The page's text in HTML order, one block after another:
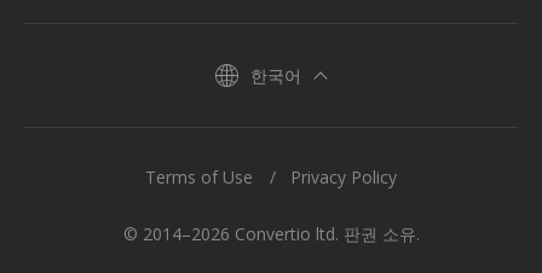
한국어
© 2014–2026 Convertio ltd. 판권 소유.
Terms of Use Privacy Policy